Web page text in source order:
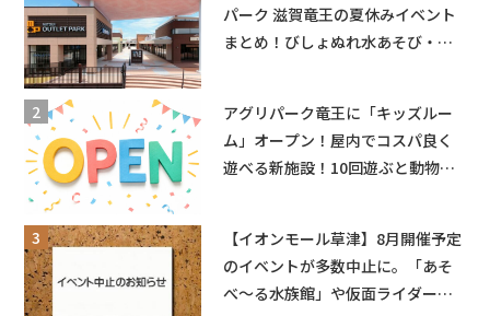
パーク 滋賀竜王の夏休みイベント
まとめ！びしょぬれ水あそび・激
アグリパーク竜王に「キッズルー
ム」オープン！屋内でコスパ良く
遊べる新施設！10回遊ぶと動物触
【イオンモール草津】8月開催予定
のイベントが多数中止に。「あそ
べ〜る水族館」や仮面ライダーシ